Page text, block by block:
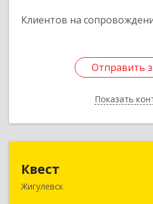
Клиентов на
Отправить
Показать
Отправить
Назад
Квест
Жигулевск
445350, Самарская обл.,